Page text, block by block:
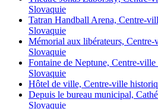
Slovaquie
Tatran Handball Arena, Centre-
Slovaquie
Mémorial aux libérateurs, Centre-
Slovaquie
Fontaine de Neptune, Centre-ville
Slovaquie
Hôtel de ville, Centre-ville
Depuis le bureau municipal,
Slovaquie